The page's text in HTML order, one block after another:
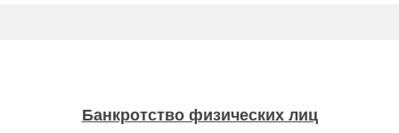
Банкротство физических лиц